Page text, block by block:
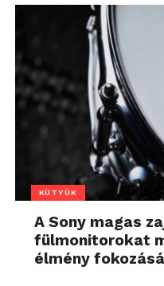
KÜTYÜK
A Sony magas
fülmonitorokat
élmény